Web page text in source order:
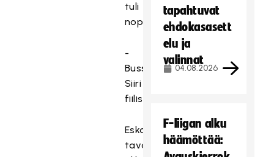
tuli
nopeasti:
-
Bussimatka,
Siiri
fiilistelee.
Eskarisäbäturnauksen
tavoitteena
tapahtuvat
ehdokasasett
elu ja
valinnat
04.08.2026
F-liigan alku
häämöttää: